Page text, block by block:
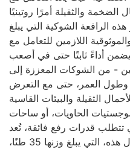
الرافعة الشوكية التي يبلغ
والموثوقية اللازمين للتعامل مع
أداءً ثابتًا حتى في أصعب
- من الشوكات المعززة إلى
وطول العمر، حتى مع التعرض
الحاويات، أو ساحات
تتطلب قدرات رفع فائقة، تُعد
رافعة الحاويات الشوكية الديزل هذه، التي يبلغ وزنها 35 طنًا،